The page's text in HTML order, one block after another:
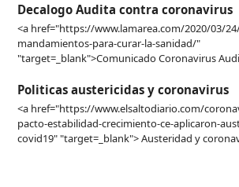
Decalogo Audita contra coronavirus
<a href="https://www.lamarea.com/2020/03/
mandamientos-para-curar-la-sanidad/"
"target=_blank">Comunicado Coronavirus
Politicas austericidas y coronavirus
<a href="https://www.elsaltodiario.com/
pacto-estabilidad-crecimiento-ce-aplicaron-
covid19" "target=_blank"> Austeridad y